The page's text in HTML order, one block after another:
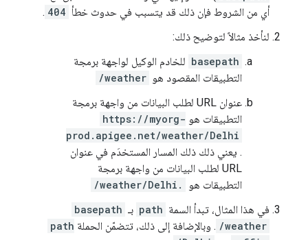
أي من الشروط فإن ذلك قد يتسبب في حدوث خطأ 404
.
لنأخذ مثالاً لتوضيح ذلك:
basepath للخادم الوكيل لواجهة برمجة
التطبيقات المقصود هو /weather
عنوان URL لطلب البيانات من واجهة برمجة
التطبيقات هو https://myorg-
prod.apigee.net/weather/Delhi
. يعني ذلك ذلك المسار المستخدَم في عنوان
URL لطلب البيانات من واجهة برمجة
التطبيقات هو
/weather/Delhi.
في هذا المثال، تبدأ السمة path بـ basepath
/weather . وبالإضافة إلى ذلك، تتضمّن الحملة path